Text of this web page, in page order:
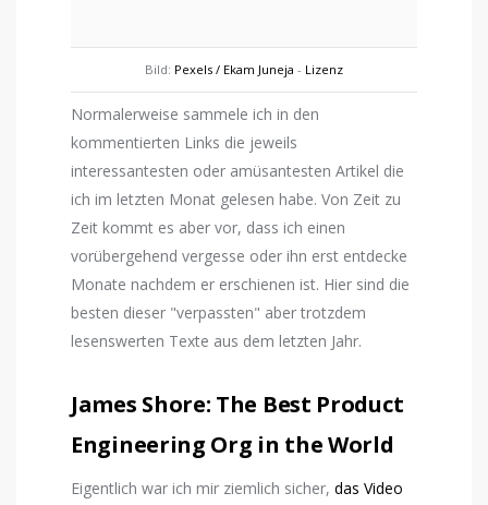
Bild: Pexels / Ekam Juneja - Lizenz
Normalerweise sammele ich in den
kommentierten Links die jeweils
interessantesten oder amüsantesten Artikel die
ich im letzten Monat gelesen habe. Von Zeit zu
Zeit kommt es aber vor, dass ich einen
vorübergehend vergesse oder ihn erst entdecke
Monate nachdem er erschienen ist. Hier sind die
besten dieser "verpassten" aber trotzdem
lesenswerten Texte aus dem letzten Jahr.
James Shore: The Best Product
Engineering Org in the World
Eigentlich war ich mir ziemlich sicher, das Video